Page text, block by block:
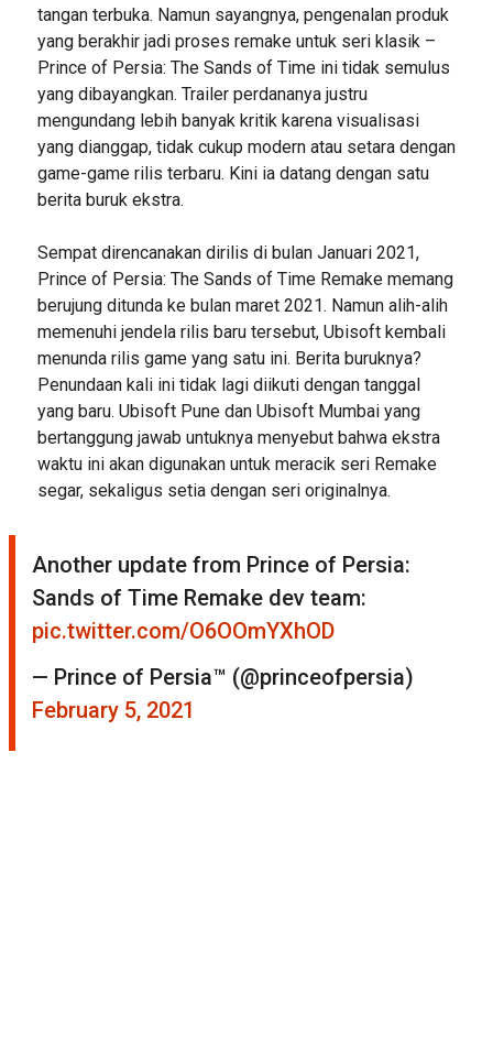
tangan terbuka. Namun sayangnya, pengenalan produk
yang berakhir jadi proses remake untuk seri klasik –
Prince of Persia: The Sands of Time ini tidak semulus
yang dibayangkan. Trailer perdananya justru
mengundang lebih banyak kritik karena visualisasi
yang dianggap, tidak cukup modern atau setara dengan
game-game rilis terbaru. Kini ia datang dengan satu
berita buruk ekstra.
Sempat direncanakan dirilis di bulan Januari 2021,
Prince of Persia: The Sands of Time Remake memang
berujung ditunda ke bulan maret 2021. Namun alih-alih
memenuhi jendela rilis baru tersebut, Ubisoft kembali
menunda rilis game yang satu ini. Berita buruknya?
Penundaan kali ini tidak lagi diikuti dengan tanggal
yang baru. Ubisoft Pune dan Ubisoft Mumbai yang
bertanggung jawab untuknya menyebut bahwa ekstra
waktu ini akan digunakan untuk meracik seri Remake
segar, sekaligus setia dengan seri originalnya.
Another update from Prince of Persia:
Sands of Time Remake dev team:
pic.twitter.com/O6OOmYXhOD
— Prince of Persia™ (@princeofpersia)
February 5, 2021